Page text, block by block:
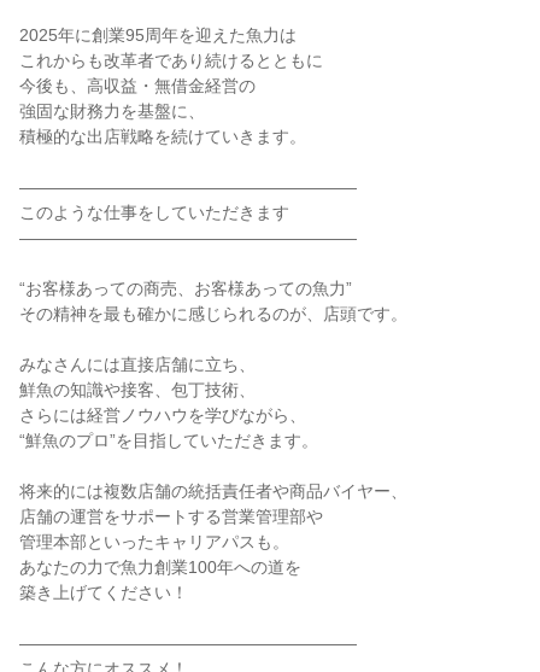
2025年に創業95周年を迎えた魚力は
これからも改革者であり続けるとともに
今後も、高収益・無借金経営の
強固な財務力を基盤に、
積極的な出店戦略を続けていきます。
――――――――――――――――――――
このような仕事をしていただきます
――――――――――――――――――――
“お客様あっての商売、お客様あっての魚力”
その精神を最も確かに感じられるのが、店頭です。
みなさんには直接店舗に立ち、
鮮魚の知識や接客、包丁技術、
さらには経営ノウハウを学びながら、
“鮮魚のプロ”を目指していただきます。
将来的には複数店舗の統括責任者や商品バイヤー、
店舗の運営をサポートする営業管理部や
管理本部といったキャリアパスも。
あなたの力で魚力創業100年への道を
築き上げてください！
――――――――――――――――――――